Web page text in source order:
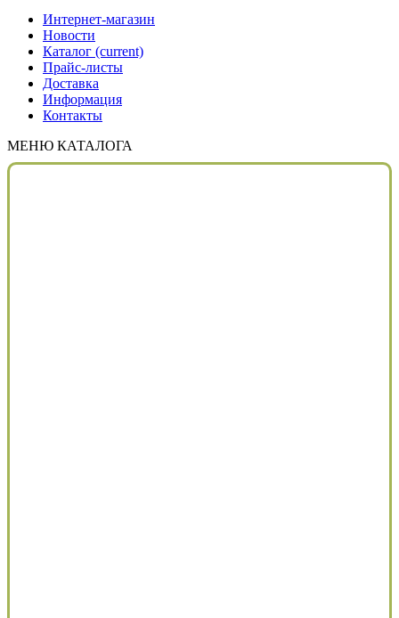
Интернет-магазин
Новости
Каталог (current)
Прайс-листы
Доставка
Информация
Контакты
МЕНЮ КАТАЛОГА